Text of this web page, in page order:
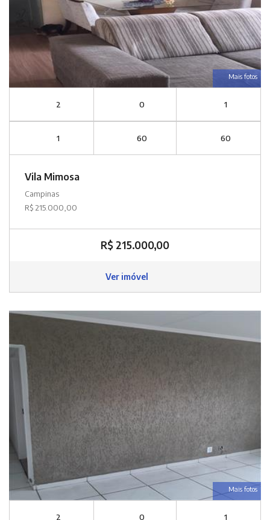
Mais fotos
2 0 1
1 60 60
Vila Mimosa
Campinas
R$ 215.000,00
R$ 215.000,00
Ver imóvel
Mais fotos
2 0 1